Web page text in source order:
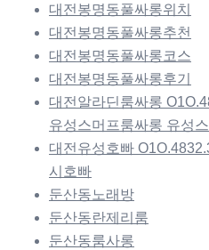
대전봉명동풀싸롱위치
대전봉명동풀싸롱추천
대전봉명동풀싸롱코스
대전봉명동풀싸롱후기
대전알라딘룸싸롱
유성스머프룸싸롱 유성
대전유성호빠
시호빠
둔산동노래방
둔산동란제리룸
둔산동룸사롱